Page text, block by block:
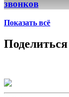
звонков
Показать всё
Поделиться